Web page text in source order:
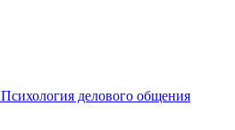
Психология делового общения